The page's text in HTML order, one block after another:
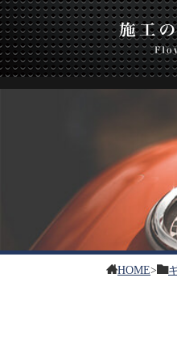
れ 販売・保険
HOME>